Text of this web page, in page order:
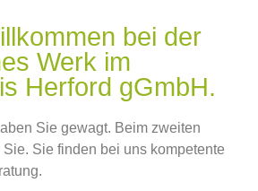
bei der
Werk im
Herford gGmbH.
Sie gewagt. Beim zweiten
Sie finden bei uns kompetente